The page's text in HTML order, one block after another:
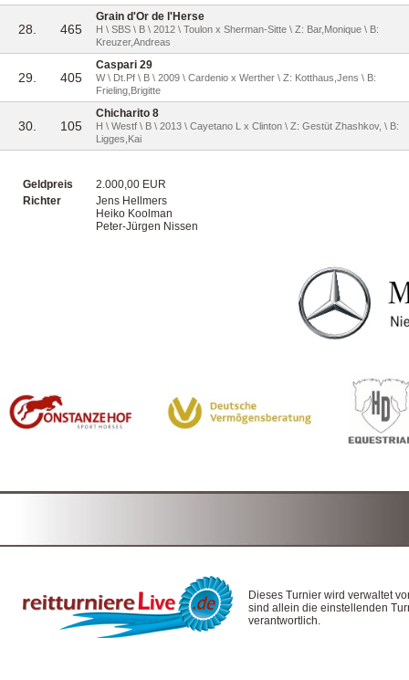
28. 465
Grain d'Or de l'Herse
H \ SBS \ B \ 2012 \ Toulon x Sherman-Sitte \ Z: Bar,Monique \ B:
Kreuzer,Andreas
29. 405
Caspari 29
W \ Dt.Pf \ B \ 2009 \ Cardenio x Werther \ Z: Kotthaus,Jens \ B:
Frieling,Brigitte
30. 105
Chicharito 8
H \ Westf \ B \ 2013 \ Cayetano L x Clinton \ Z: Gestüt Zhashkov, \ B:
Ligges,Kai
Geldpreis
2.000,00 EUR
Richter
Jens Hellmers
Heiko Koolman
Peter-Jürgen Nissen
Dieses Turnier wird verwaltet
sind allein die einstellenden
verantwortlich.